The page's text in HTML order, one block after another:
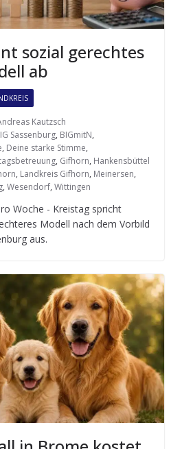
sozial gerech­tes
ab
Kautzsch
Sassenburg, BIGmitN,
, Deine starke Stimme,
, Gifhorn, Hankensbüttel
, Landkreis Gifhorn, Meinersen,
, Wesendorf, Wittingen
Woche - Kreis­tag spricht
Modell nach dem Vor­bild
aus.